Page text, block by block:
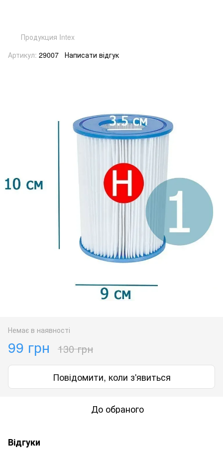
Продукция Intex
Артикул: 29007 Написати відгук
Немає в наявності
99 грн 130 грн
Повідомити, коли з'явиться
До обраного
Відгуки